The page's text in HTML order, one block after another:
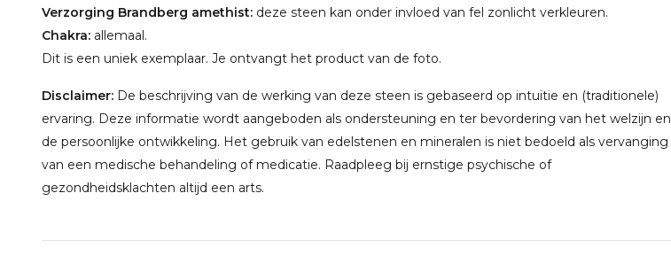
Verzorging Brandberg amethist: deze steen kan onder invloed van fel zonlicht verkleuren.
Chakra: allemaal.
Dit is een uniek exemplaar. Je ontvangt het product van de foto.
Disclaimer: De beschrijving van de werking van deze steen is gebaseerd op intuïtie en (traditionele)
ervaring. Deze informatie wordt aangeboden als ondersteuning en ter bevordering van het welzijn en
de persoonlijke ontwikkeling. Het gebruik van edelstenen en mineralen is niet bedoeld als vervanging
van een medische behandeling of medicatie. Raadpleeg bij ernstige psychische of
gezondheidsklachten altijd een arts.